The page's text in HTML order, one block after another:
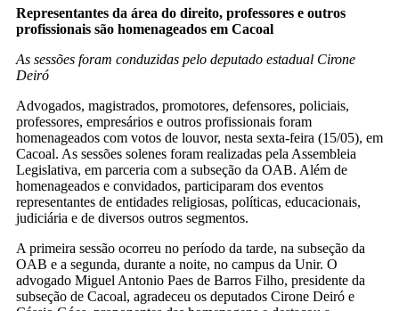
Representantes da área do direito, professores e outros
profissionais são homenageados em Cacoal
As sessões foram conduzidas pelo deputado estadual Cirone
Deiró
Advogados, magistrados, promotores, defensores, policiais,
professores, empresários e outros profissionais foram
homenageados com votos de louvor, nesta sexta-feira (15/05), em
Cacoal. As sessões solenes foram realizadas pela Assembleia
Legislativa, em parceria com a subseção da OAB. Além de
homenageados e convidados, participaram dos eventos
representantes de entidades religiosas, políticas, educacionais,
judiciária e de diversos outros segmentos.
A primeira sessão ocorreu no período da tarde, na subseção da
OAB e a segunda, durante a noite, no campus da Unir. O
advogado Miguel Antonio Paes de Barros Filho, presidente da
subseção de Cacoal, agradeceu os deputados Cirone Deiró e